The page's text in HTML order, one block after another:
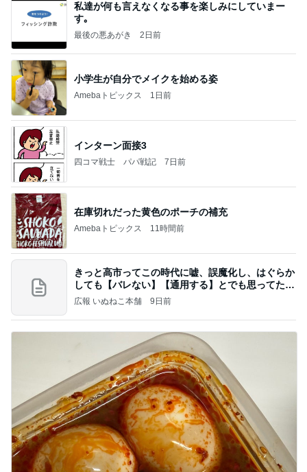
私達が何も言えなくなる事を楽しみにしていまー
す｡
最後の悪あがき 2日前
小学生が自分でメイクを始める姿
Amebaトピックス 1日前
インターン面接3
四コマ戦士 パパ戦記 7日前
在庫切れだった黄色のポーチの補充
Amebaトピックス 11時間前
きっと高市ってこの時代に嘘、誤魔化し、はぐらか
しても【バレない】【通用する】とでも思ってたん
だろ
広報 いぬねこ本舗 9日前